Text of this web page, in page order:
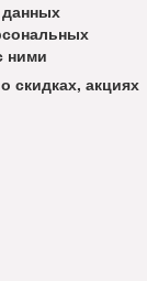
ними
скидках, акциях